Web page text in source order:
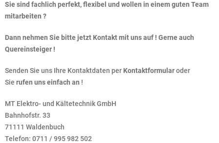
Sie sind fachlich perfekt, flexibel und wollen in einem guten Team
mitarbeiten ?
Dann nehmen Sie bitte jetzt Kontakt mit uns auf ! Gerne auch
Quereinsteiger !
Senden Sie uns Ihre Kontaktdaten per Kontaktformularoder
Sie rufen uns einfach an !
MT Elektro- und Kältetechnik GmbH
Bahnhofstr. 33
71111 Waldenbuch
Telefon: 0711 / 995 982 502